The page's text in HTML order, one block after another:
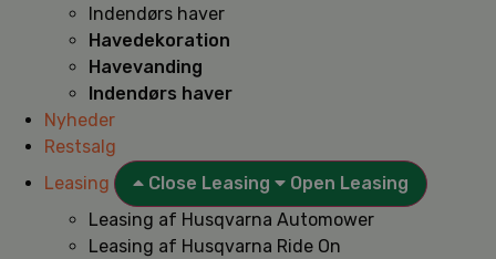
Indendørs haver
Havedekoration
Havevanding
Indendørs haver
Nyheder
Restsalg
Leasing
Close Leasing
Open Leasing
Leasing af Husqvarna Automower
Leasing af Husqvarna Ride On